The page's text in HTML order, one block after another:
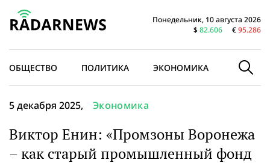
Понедельник, 10 августа 2026
$82.606 €95.286
ОБЩЕСТВО ПОЛИТИКА ЭКОНОМИКА В МИРЕ
5 декабря 2025, Экономика
Виктор Енин: «Промзоны Воронежа
– как старый промышленный фонд